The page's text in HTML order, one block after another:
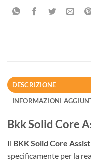
DESCRIZIONE
INFORMAZIONI
Bkk Solid Core
Il BKK Solid Core
specificamente per la